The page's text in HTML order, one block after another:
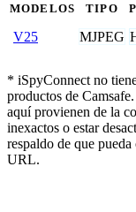
MODELOS TIPO
V25 MJPEG
* iSpyConnect no
productos de
aquí provienen de la
inexactos o estar
respaldo de que pueda
URL.